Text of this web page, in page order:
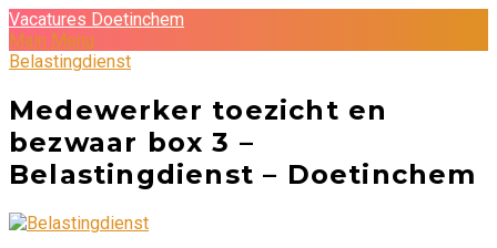
Vacatures Doetinchem
Main Menu
Belastingdienst
Medewerker toezicht en
bezwaar box 3 –
Belastingdienst – Doetinchem